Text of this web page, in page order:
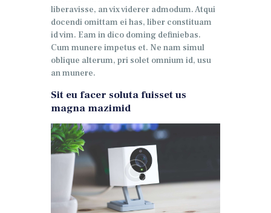
liberavisse, an vix viderer admodum. Atqui
docendi omittam ei has, liber constituam
id vim. Eam in dico doming definiebas.
Cum munere impetus et. Ne nam simul
oblique alterum, pri solet omnium id, usu
an munere.
Sit eu facer soluta fuisset us
magna mazimid